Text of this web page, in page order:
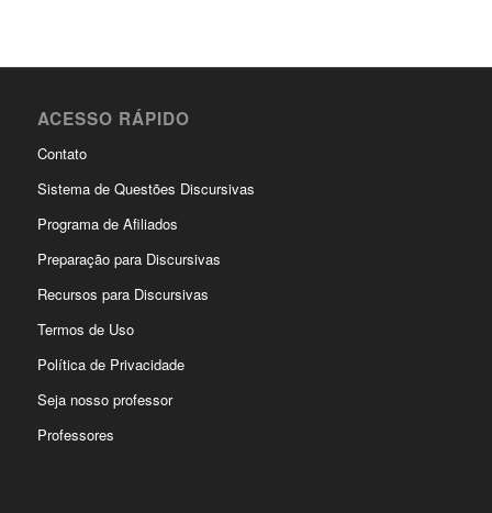
ACESSO RÁPIDO
Contato
Sistema de Questões Discursivas
Programa de Afiliados
Preparação para Discursivas
Recursos para Discursivas
Termos de Uso
Política de Privacidade
Seja nosso professor
Professores